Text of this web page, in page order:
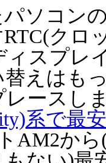
ソコン
RTC(クロ
スプレ
替えはも
レースし
系で最
AM2か